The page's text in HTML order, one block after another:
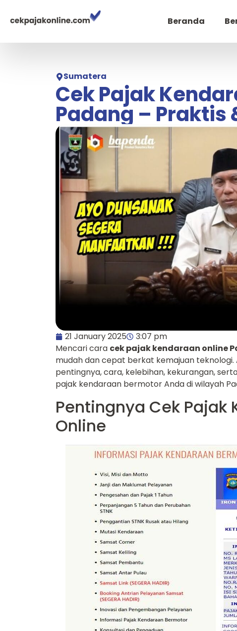
Beranda
Sumatera
Cek Pajak
Padang – Praktis
21 January 2025
3:07 pm
Mencari cara cek pajak kendaraan online
mudah dan cepat berkat kemajuan
pentingnya, cara, kelebihan, kekurangan,
pajak kendaraan bermotor Anda di wilayah
Pentingnya Cek Pajak
Online